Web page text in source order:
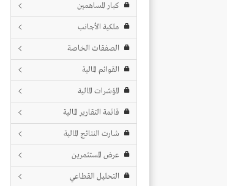
كبار المساهمين
ملكية الأجانب
الصفقات الخاصة
القوائم المالية
المؤشرات المالية
قائمة التقارير المالية
شارت النتائج المالية
عرض المستثمرين
التحليل القطاعي